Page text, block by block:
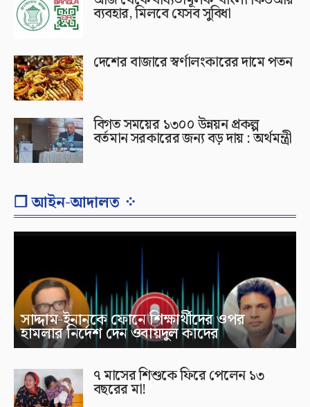
ব্যবহার, মিলবে যেসব সুবিধা
দেশের বাজারে স্বর্ণালংকারের দামে পতন
বিগত সময়ের ১৩০০ উন্নয়ন প্রকল্প
বর্তমান সরকারের জন্য বড় দায় : অর্থমন্ত্রী
❐ আইন-আদালত ⁘
সাদ্দাম-ইনানকে ফোনে শিক্ষার্থীদের ওপর
হামলার নির্দেশ দেন ওবায়দুল কাদের
৭ মাসের শিশুকে ফিরে পেলেন ১৩
বছরের মা!